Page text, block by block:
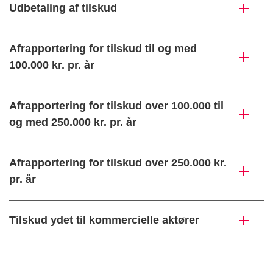
Udbetaling af tilskud
Afrapportering for tilskud til og med
100.000 kr. pr. år
Afrapportering for tilskud over 100.000 til
og med 250.000 kr. pr. år
Afrapportering for tilskud over 250.000 kr.
pr. år
Tilskud ydet til kommercielle aktører